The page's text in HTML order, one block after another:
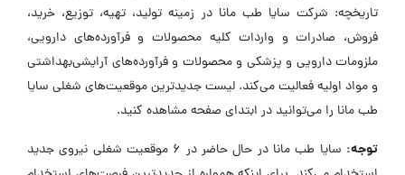
تاریخچه: شرکت سایا طب مانا در زمینه تولید، تهیه، توزیع، خرید،
فروش، صادرات و واردات کلیه محصولات و فرآورده‌های دارویی،
ملزومات دارویی و پزشکی و محصولات و فرآورده‌های آرایشی‌بهداشتی
و مواد اولیه فعالیت می‌کند. لیست جدیدترین موقعیت‌های شغلی سایا
طب مانا را می‌توانید در ابتدای صفحه مشاهده کنید.
توجه:
سایا طب مانا در حال حاضر در ۶ موقعیت شغلی نیروی جدید